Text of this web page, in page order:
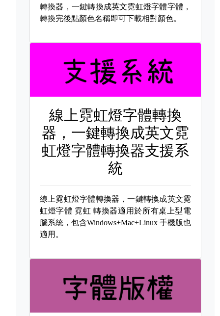
轉換器，一鍵轉換成英文霓虹燈字體字體，
轉換完後點顏色名稱即可下載相對顏色。
線上霓虹燈字體轉換
器，一鍵轉換成英文霓
虹燈字體轉換器支援系
統
線上霓虹燈字體轉換器，一鍵轉換成英文霓
虹燈字體 霓虹 轉換器適用於所有桌上型電
腦系統，包含Windows+Mac+Linux 手機版也
適用。